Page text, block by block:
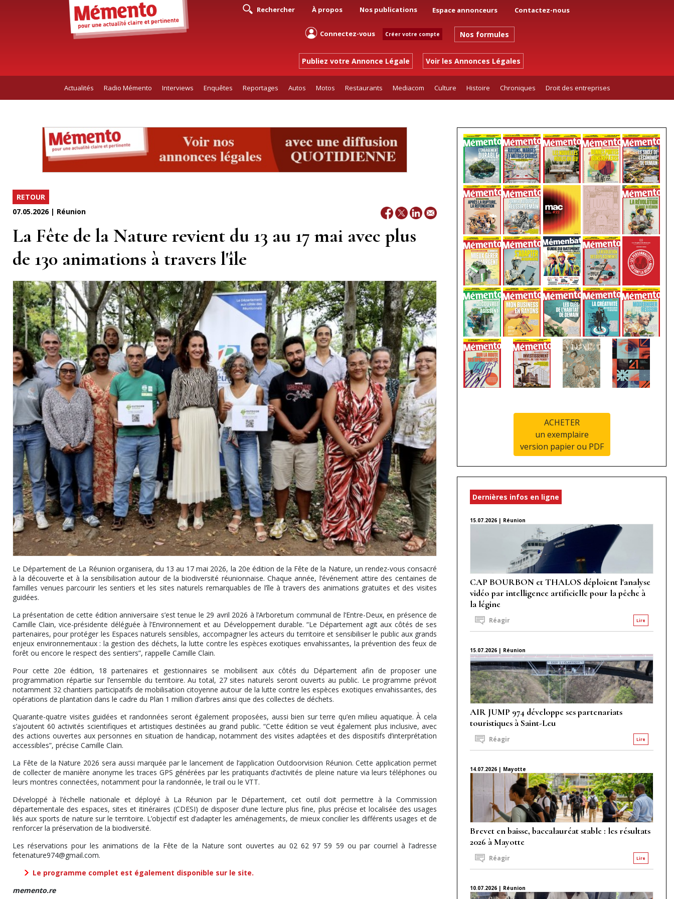
Rechercher À propos Nos publications Espace annonceurs Contactez-nous
Connectez-vous Créer votre compte Nos formules
Publiez votre Annonce Légale Voir les Annonces Légales
Actualités Radio Mémento Interviews Enquêtes Reportages Autos Motos Restaurants Mediacom Culture Histoire Chroniques Droit des entreprises
RETOUR
07.05.2026 | Réunion
La Fête de la Nature revient du 13 au 17 mai avec plus
de 130 animations à travers l'île
Le Département de La Réunion organisera, du 13 au 17 mai 2026, la 20e édition de la Fête de la Nature, un rendez-vous consacré
à la découverte et à la sensibilisation autour de la biodiversité réunionnaise. Chaque année, l’événement attire des centaines de
familles venues parcourir les sentiers et les sites naturels remarquables de l’île à travers des animations gratuites et des visites
guidées.
La présentation de cette édition anniversaire s’est tenue le 29 avril 2026 à l’Arboretum communal de l’Entre-Deux, en présence de
Camille Clain, vice-présidente déléguée à l’Environnement et au Développement durable. “Le Département agit aux côtés de ses
partenaires, pour protéger les Espaces naturels sensibles, accompagner les acteurs du territoire et sensibiliser le public aux grands
enjeux environnementaux : la gestion des déchets, la lutte contre les espèces exotiques envahissantes, la prévention des feux de
forêt ou encore le respect des sentiers”, rappelle Camille Clain.
Pour cette 20e édition, 18 partenaires et gestionnaires se mobilisent aux côtés du Département afin de proposer une
programmation répartie sur l’ensemble du territoire. Au total, 27 sites naturels seront ouverts au public. Le programme prévoit
notamment 32 chantiers participatifs de mobilisation citoyenne autour de la lutte contre les espèces exotiques envahissantes, des
opérations de plantation dans le cadre du Plan 1 million d’arbres ainsi que des collectes de déchets.
Quarante-quatre visites guidées et randonnées seront également proposées, aussi bien sur terre qu’en milieu aquatique. À cela
s’ajoutent 60 activités scientifiques et artistiques destinées au grand public. “Cette édition se veut également plus inclusive, avec
des actions ouvertes aux personnes en situation de handicap, notamment des visites adaptées et des dispositifs d’interprétation
accessibles”, précise Camille Clain.
La Fête de la Nature 2026 sera aussi marquée par le lancement de l’application Outdoorvision Réunion. Cette application permet
de collecter de manière anonyme les traces GPS générées par les pratiquants d’activités de pleine nature via leurs téléphones ou
leurs montres connectées, notamment pour la randonnée, le trail ou le VTT.
Développé à l’échelle nationale et déployé à La Réunion par le Département, cet outil doit permettre à la Commission
départementale des espaces, sites et itinéraires (CDESI) de disposer d’une lecture plus fine, plus précise et localisée des usages
liés aux sports de nature sur le territoire. L’objectif est d’adapter les aménagements, de mieux concilier les différents usages et de
renforcer la préservation de la biodiversité.
Les réservations pour les animations de la Fête de la Nature sont ouvertes au 02 62 97 59 59 ou par courriel à l’adresse
fetenature974@gmail.com.
Le programme complet est également disponible sur le site.
memento.re
ACHETER
un exemplaire
version papier ou PDF
Dernières infos en ligne
15.07.2026 | Réunion
CAP BOURBON et THALOS déploient l'analyse
vidéo par intelligence artificielle pour la pêche à
la légine
Lire
Réagir
15.07.2026 | Réunion
AIR JUMP 974 développe ses partenariats
touristiques à Saint-Leu
Lire
Réagir
14.07.2026 | Mayotte
Brevet en baisse, baccalauréat stable : les résultats
2026 à Mayotte
Lire
Réagir
10.07.2026 | Réunion